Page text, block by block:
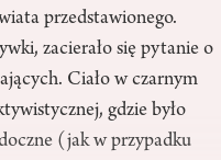
przedstawionego.
zacierało się pytanie o
Ciało w czarnym
gdzie było
(jak w przypadku